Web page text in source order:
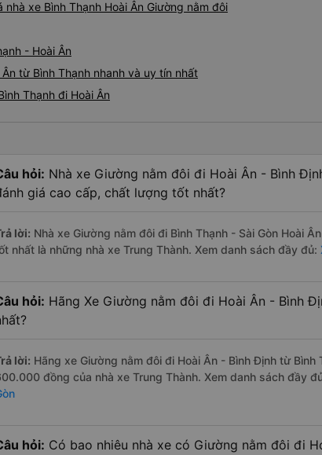
xe Bình Thạnh Hoài Ân Giường nằm đôi
- Hoài Ân
từ Bình Thạnh nhanh và uy tín nhất
Thạnh đi Hoài Ân
hỏi: Nhà xe Giường nằm đôi đi Hoài Ân - Bình
giá cao cấp, chất lượng tốt nhất?
lời: Nhà xe Giường nằm đôi đi Bình Thạnh - Sài Gòn Hoài
nhất là những nhà xe Trung Thành. Xem danh sách đầy đủ:
hỏi: Hãng Xe Giường nằm đôi đi Hoài Ân - Bình
lời: Hãng xe Giường nằm đôi đi Hoài Ân - Bình Định từ
đồng của nhà xe Trung Thành. Xem danh sách đầy
hỏi: Có bao nhiêu nhà xe có Giường nằm đôi đi